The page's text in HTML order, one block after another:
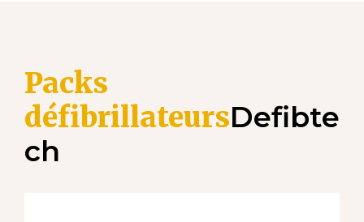
Packs
défibrillateursDefibte
ch